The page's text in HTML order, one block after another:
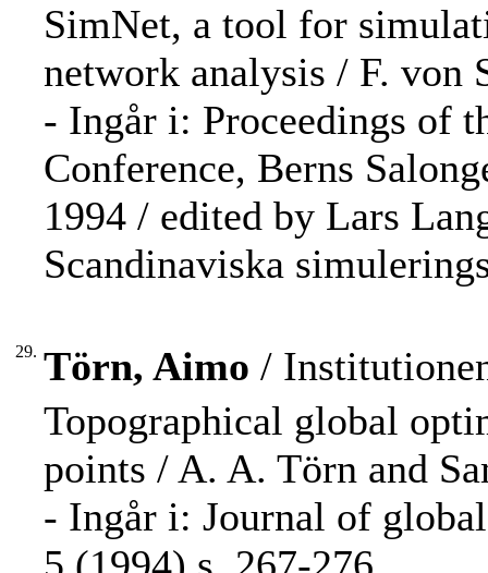
SimNet, a tool for
network analysis / F. von
- Ingår i: Proceedings of
Conference, Berns
1994 / edited by Lars
Scandinaviska
29. Törn, Aimo /
Topographical global
points / A. A. Törn and
- Ingår i: Journal of